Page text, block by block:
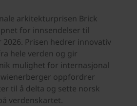
arkitekturprisen Brick
for innsendelser til
Prisen hedrer innovativ
hele verden og gir
mulighet for internasjonal
oppfordrer
til å delta og sette norsk
verdenskartet.